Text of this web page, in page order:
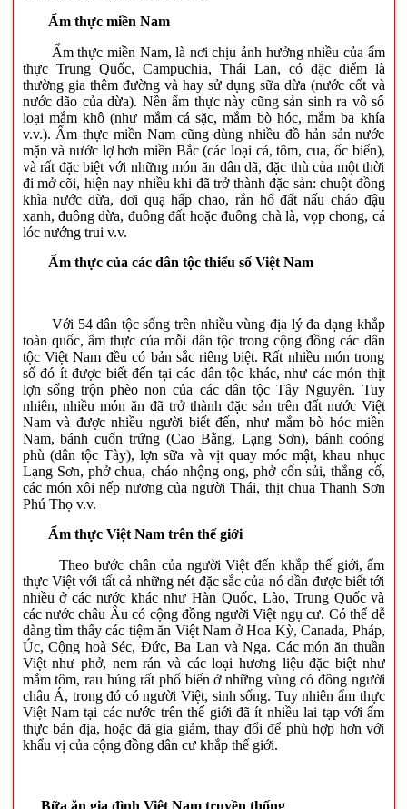
Ẩm thực miền Nam
Ẩm thực miền Nam, là nơi chịu ảnh hưởng nhiều của ẩm
thực Trung Quốc, Campuchia, Thái Lan, có đặc điểm là
thường gia thêm đường và hay sử dụng sữa dừa (nước cốt và
nước dão của dừa). Nền ẩm thực này cũng sản sinh ra vô số
loại mắm khô (như mắm cá sặc, mắm bò hóc, mắm ba khía
v.v.). Ẩm thực miền Nam cũng dùng nhiều đồ hản sản nước
mặn và nước lợ hơn miền Bắc (các loại cá, tôm, cua, ốc biển),
và rất đặc biệt với những món ăn dân dã, đặc thù của một thời
đi mở cõi, hiện nay nhiều khi đã trở thành đặc sản: chuột đồng
khìa nước dừa, dơi quạ hấp chao, rắn hổ đất nấu cháo đậu
xanh, đuông dừa, đuông đất hoặc đuông chà là, vọp chong, cá
lóc nướng trui v.v.
Ẩm thực của các dân tộc thiểu số Việt Nam
Với 54 dân tộc sống trên nhiều vùng địa lý đa dạng khắp
toàn quốc, ẩm thực của mỗi dân tộc trong cộng đồng các dân
tộc Việt Nam đều có bản sắc riêng biệt. Rất nhiều món trong
số đó ít được biết đến tại các dân tộc khác, như các món thịt
lợn sống trộn phèo non của các dân tộc Tây Nguyên. Tuy
nhiên, nhiều món ăn đã trở thành đặc sản trên đất nước Việt
Nam và được nhiều người biết đến, như mắm bò hóc miền
Nam, bánh cuốn trứng (Cao Bằng, Lạng Sơn), bánh coóng
phù (dân tộc Tày), lợn sữa và vịt quay móc mật, khau nhục
Lạng Sơn, phở chua, cháo nhộng ong, phở cốn sủi, thắng cố,
các món xôi nếp nương của người Thái, thịt chua Thanh Sơn
Phú Thọ v.v.
Ẩm thực Việt Nam trên thế giới
Theo bước chân của người Việt đến khắp thế giới, ẩm
thực Việt với tất cả những nét đặc sắc của nó dần được biết tới
nhiều ở các nước khác như Hàn Quốc, Lào, Trung Quốc và
các nước châu Âu có cộng đồng người Việt ngụ cư. Có thể dễ
dàng tìm thấy các tiệm ăn Việt Nam ở Hoa Kỳ, Canada, Pháp,
Úc, Cộng hoà Séc, Đức, Ba Lan và Nga. Các món ăn thuần
Việt như phở, nem rán và các loại hương liệu đặc biệt như
mắm tôm, rau húng rất phổ biến ở những vùng có đông người
châu Á, trong đó có người Việt, sinh sống. Tuy nhiên ẩm thực
Việt Nam tại các nước trên thế giới đã ít nhiều lai tạp với ẩm
thực bản địa, hoặc đã gia giảm, thay đổi để phù hợp hơn với
khẩu vị của cộng đồng dân cư khắp thế giới.
Bữa ăn gia đình Việt Nam truyền thống